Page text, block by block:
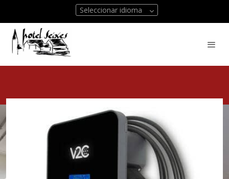
Seleccionar idioma